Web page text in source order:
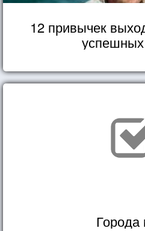
12 привычек
Города